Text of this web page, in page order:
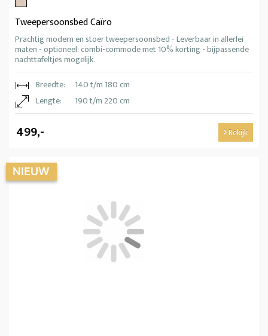
Tweepersoonsbed Caïro
Prachtig modern en stoer tweepersoonsbed - Leverbaar in allerlei
maten - optioneel: combi-commode met 10% korting - bijpassende
nachttafeltjes mogelijk.
Breedte:
140 t/m 180 cm
Lengte:
190 t/m 220 cm
499,- Bekijk